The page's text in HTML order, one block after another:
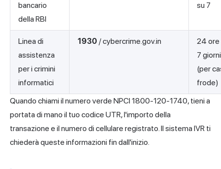
bancario
della RBI
su 7
Linea di
assistenza
per i crimini
informatici
1930 / cybercrime.gov.in
24 ore
7
(per
frode)
Quando chiami il numero verde NPCI 1800-120-1740, tieni a
portata di mano il tuo codice UTR, l'importo della
transazione e il numero di cellulare registrato. Il sistema IVR ti
chiederà queste informazioni fin dall'inizio.